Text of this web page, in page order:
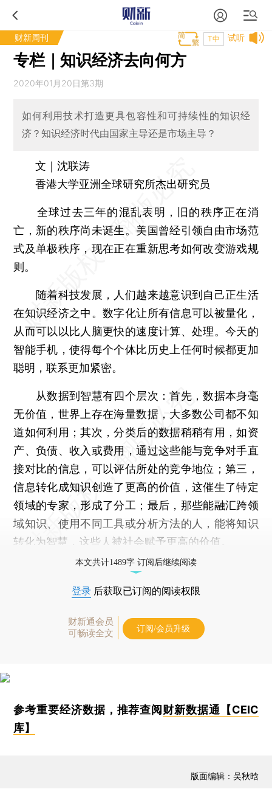
财新周刊 试听
T中
专栏｜知识经济去向何方
2020年01月20日第3期
如何利用技术打造更具包容性和可持续性的知识经
济？知识经济时代由国家主导还是市场主导？
文｜沈联涛
香港大学亚洲全球研究所杰出研究员
全球过去三年的混乱表明，旧的秩序正在消
亡，新的秩序尚未诞生。美国曾经引领自由市场范
式及单极秩序，现在正在重新思考如何改变游戏规
则。
随着科技发展，人们越来越意识到自己正生活
在知识经济之中。数字化让所有信息可以被量化，
从而可以以比人脑更快的速度计算、处理。今天的
智能手机，使得每个个体比历史上任何时候都更加
聪明，联系更加紧密。
从数据到智慧有四个层次：首先，数据本身毫
无价值，世界上存在海量数据，大多数公司都不知
道如何利用；其次，分类后的数据稍稍有用，如资
产、负债、收入或费用，通过这些能与竞争对手直
接对比的信息，可以评估所处的竞争地位；第三，
信息转化成知识创造了更高的价值，这催生了特定
领域的专家，形成了分工；最后，那些能融汇跨领
域知识、使用不同工具或分析方法的人，能将知识
转化为智慧，这些人被社会赋予更高的价值。
本文共计1489字 订阅后继续阅读
登录 后获取已订阅的阅读权限
财新通会员
可畅读全文
订阅/会员升级
参考重要经济数据，推荐查阅 财新数据通【CEIC
库】
版面编辑：吴秋晗